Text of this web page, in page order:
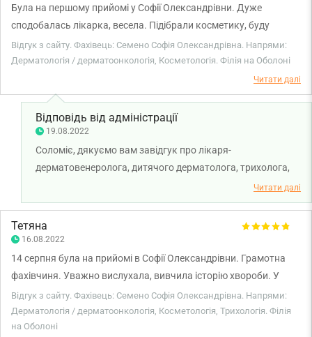
Була на першому прийомі у Софії Олександрівни. Дуже
сподобалась лікарка, весела. Підібрали косметику, буду
пробувати))
Відгук з сайту. Фахівець: Семено Софія Олександрівна. Напрями:
Дерматологія / дерматоонкологія, Косметологія. Філія на Оболоні
Читати далі
Відповідь від адміністрації
19.08.2022
Соломіє, дякуємо вам завідгук про лікаря-
дерматовенеролога, дитячого дерматолога, трихолога,
косметолога Семено Софію Олександрівну. Бажаємо вам
міцного здоров'я та всього найкращого!
Читати далі
Тетяна
16.08.2022
14 серпня була на прийомі в Софії Олександрівни. Грамотна
фахівчиня. Уважно вислухала, вивчила історію хвороби. У
призначенні отримала дуже реалістичну схему лікування з
доступними ліками. Лікарка з почуттям гумору, привітна.
Прийомом дуже задоволена. Через місяць з'явлюсь вдруге,
Відгук з сайту. Фахівець: Семено Софія Олександрівна. Напрями:
Дерматологія / дерматоонкологія, Косметологія, Трихологія. Філія
на Оболоні